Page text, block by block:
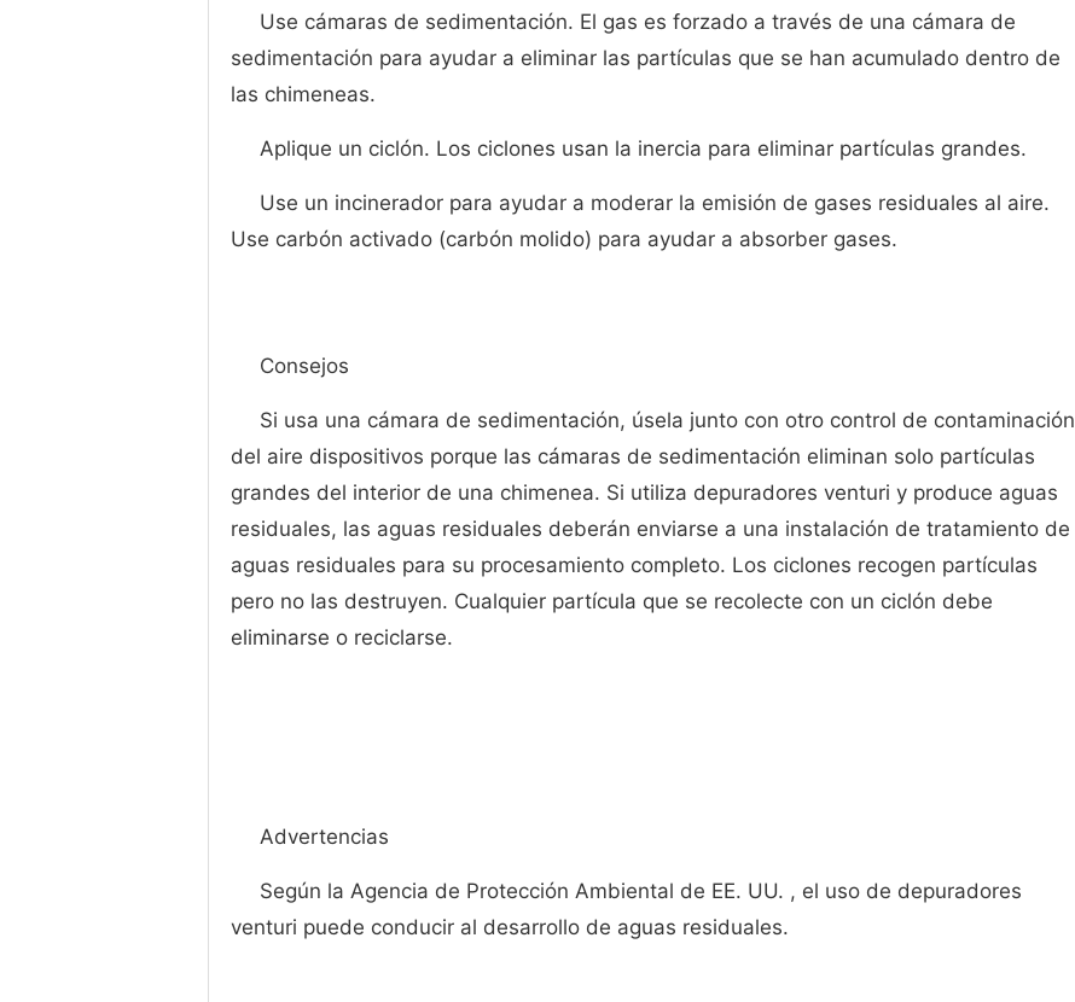
Use cámaras de sedimentación. El gas es forzado a través de una cámara de
sedimentación para ayudar a eliminar las partículas que se han acumulado dentro de
las chimeneas.
Aplique un ciclón. Los ciclones usan la inercia para eliminar partículas grandes.
Use un incinerador para ayudar a moderar la emisión de gases residuales al aire.
Use carbón activado (carbón molido) para ayudar a absorber gases.
Consejos
Si usa una cámara de sedimentación, úsela junto con otro control de contaminación
del aire dispositivos porque las cámaras de sedimentación eliminan solo partículas
grandes del interior de una chimenea. Si utiliza depuradores venturi y produce aguas
residuales, las aguas residuales deberán enviarse a una instalación de tratamiento de
aguas residuales para su procesamiento completo. Los ciclones recogen partículas
pero no las destruyen. Cualquier partícula que se recolecte con un ciclón debe
eliminarse o reciclarse.
Advertencias
Según la Agencia de Protección Ambiental de EE. UU. , el uso de depuradores
venturi puede conducir al desarrollo de aguas residuales.